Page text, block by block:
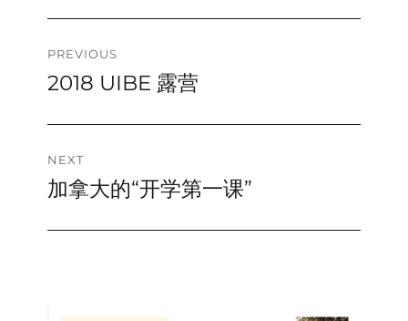
Post
navigation
PREVIOUS
Previous
2018 UIBE 露营
NEXT
Next
加拿大的“开学第一课”